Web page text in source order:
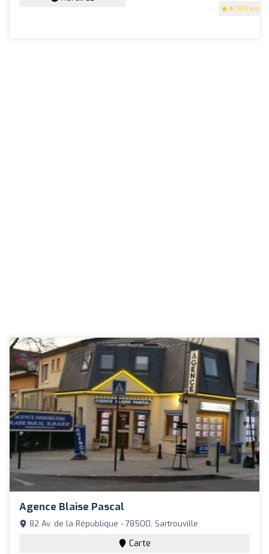
4 (105 avis)
Agence Blaise Pascal
82 Av. de la République - 78500, Sartrouville
Carte